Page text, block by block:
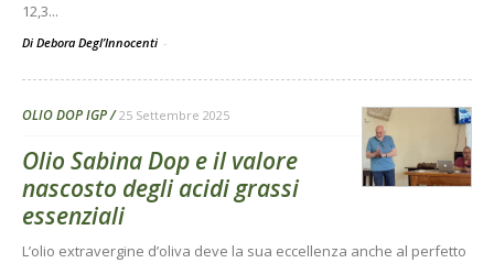
12,3...
Di Debora Degl’Innocenti -
OLIO DOP IGP 25 Settembre 2025
Olio Sabina Dop e il valore
nascosto degli acidi grassi
essenziali
L’olio extravergine d’oliva deve la sua eccellenza anche al perfetto